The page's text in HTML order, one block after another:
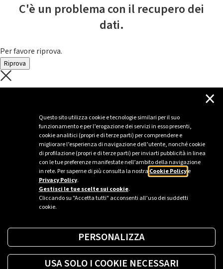
Questo sito utilizza cookie e tecnologie similari per il suo
funzionamento e per l’erogazione dei servizi in esso presenti,
cookie analitici (propri e di terze parti) per comprendere e
migliorare l’esperienza di navigazione dell’utente, nonché cookie
di profilazione (propri e di terze parti) per inviarti pubblicità in linea
con le tue preferenze manifestate nell’ambito della navigazione
in rete. Per saperne di più consulta la nostra Cookie Policye
Privacy Policy.
Gestisci le tue scelte sui cookie.
Cliccando su "Accetta tutti" acconsenti all’uso dei suddetti
cookie.
×
PERSONALIZZA
USA SOLO I COOKIE NECESSARI
C'è un problema con il recupero dei
dati.
Per favore riprova.
Riprova
C'è un problema con il recupero dei
Per favore riprova piú tardi
Sei un’azienda o una PA?
Trova la soluzione più giusta per te.
Richiedi una colonnina